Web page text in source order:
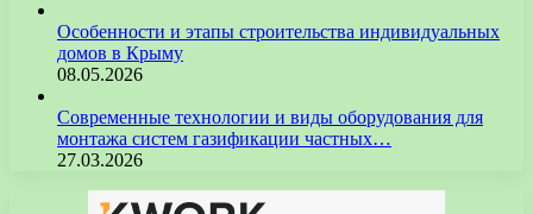
Особенности и этапы строительства индивидуальных
домов в Крыму
08.05.2026
Современные технологии и виды оборудования для
монтажа систем газификации частных…
27.03.2026